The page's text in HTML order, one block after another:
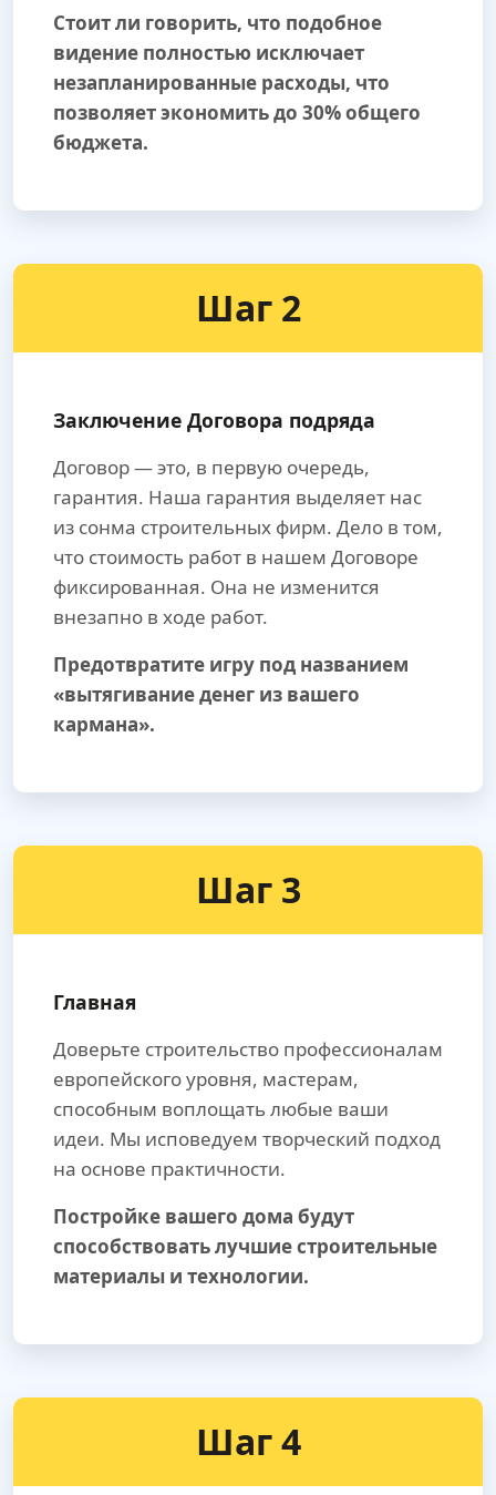
Стоит ли говорить, что подобное
видение полностью исключает
незапланированные расходы, что
позволяет экономить до 30% общего
бюджета.
Шаг 2
Заключение Договора подряда
Договор — это, в первую очередь,
гарантия. Наша гарантия выделяет нас
из сонма строительных фирм. Дело в том,
что стоимость работ в нашем Договоре
фиксированная. Она не изменится
внезапно в ходе работ.
Предотвратите игру под названием
«вытягивание денег из вашего
кармана».
Шаг 3
Главная
Доверьте строительство профессионалам
европейского уровня, мастерам,
способным воплощать любые ваши
идеи. Мы исповедуем творческий подход
на основе практичности.
Постройке вашего дома будут
способствовать лучшие строительные
материалы и технологии.
Шаг 4